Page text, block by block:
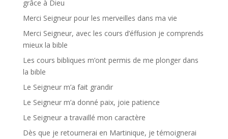
grâce à Dieu
Merci Seigneur pour les merveilles dans ma vie
Merci Seigneur, avec les cours d’éffusion je comprends
mieux la bible
Les cours bibliques m’ont permis de me plonger dans
la bible
Le Seigneur m’a fait grandir
Le Seigneur m’a donné paix, joie patience
Le Seigneur a travaillé mon caractère
Dès que je retournerai en Martinique, je témoignerai